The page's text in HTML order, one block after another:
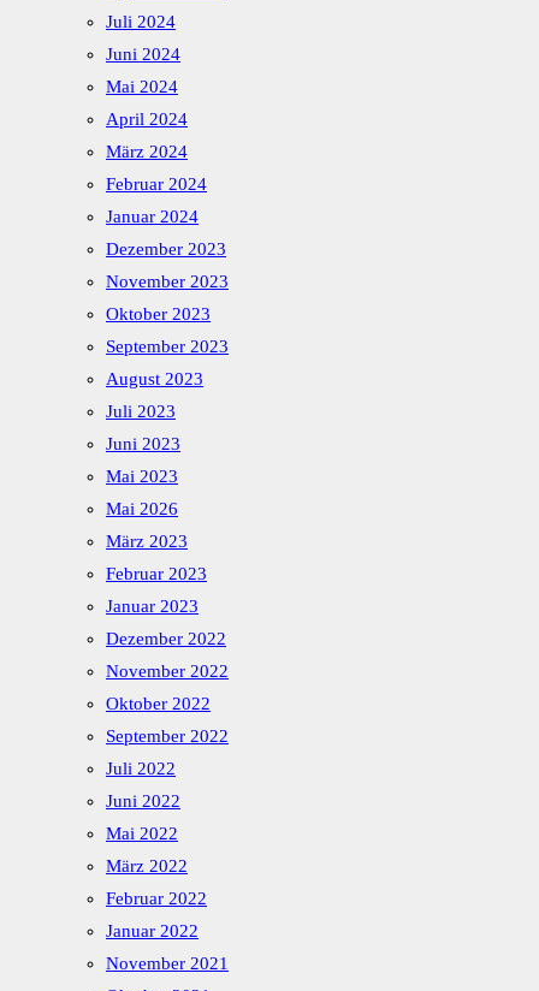
Juli 2024
Juni 2024
Mai 2024
April 2024
März 2024
Februar 2024
Januar 2024
Dezember 2023
November 2023
Oktober 2023
September 2023
August 2023
Juli 2023
Juni 2023
Mai 2023
Mai 2026
März 2023
Februar 2023
Januar 2023
Dezember 2022
November 2022
Oktober 2022
September 2022
Juli 2022
Juni 2022
Mai 2022
März 2022
Februar 2022
Januar 2022
November 2021